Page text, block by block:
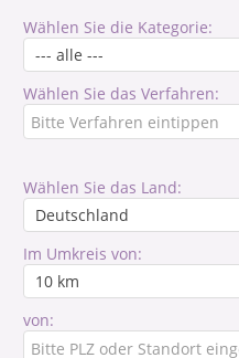
Wählen Sie die Kategorie:
Wählen Sie das Verfahren:
Wählen Sie das Land:
Im Umkreis von:
von: